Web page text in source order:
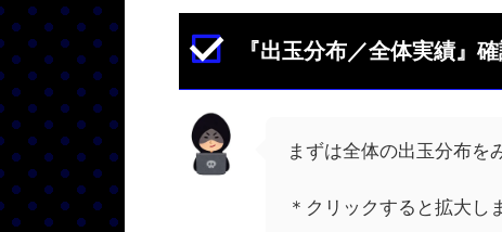
『出玉分布／全体実績』
まずは全体の出玉分布を
＊クリックすると拡大し